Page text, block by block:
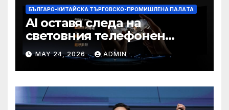
БЪЛГАРО-КИТАЙСКА ТЪРГОВСКО-ПРОМИШЛЕНА ПАЛAТА
AI оставя следа на
световния телефонен
пазар
MAY 24, 2026 ADMIN